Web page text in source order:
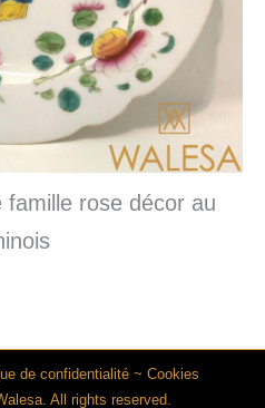
famille rose décor au
de confidentialité~ Cookies
All rights reserved.